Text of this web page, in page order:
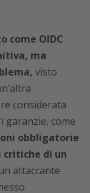
come OIDC
ma
visto
considerata
garanzie, come
obbligatorie
di un
attaccante